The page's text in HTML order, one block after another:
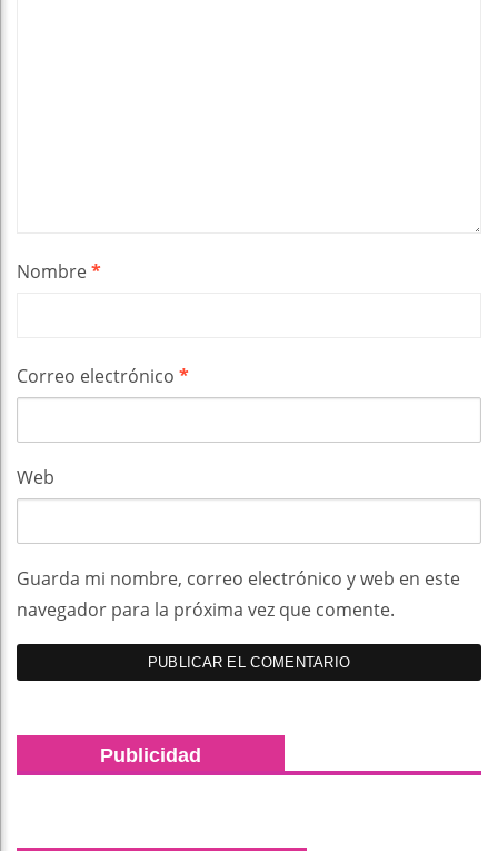
Nombre*
Correo electrónico *
Web
Guarda mi nombre, correo electrónico y web en este
navegador para la próxima vez que comente.
Publicidad